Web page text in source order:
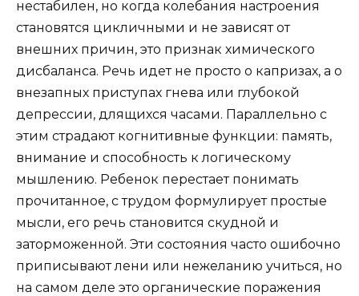
нестабилен, но когда колебания настроения
становятся цикличными и не зависят от
внешних причин, это признак химического
дисбаланса. Речь идет не просто о капризах, а о
внезапных приступах гнева или глубокой
депрессии, длящихся часами. Параллельно с
этим страдают когнитивные функции: память,
внимание и способность к логическому
мышлению. Ребенок перестает понимать
прочитанное, с трудом формулирует простые
мысли, его речь становится скудной и
заторможенной. Эти состояния часто ошибочно
приписывают лени или нежеланию учиться, но
на самом деле это органические поражения